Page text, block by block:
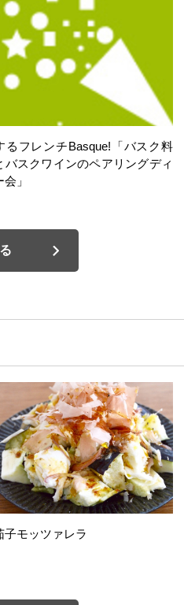
るフレンチBasque!「バスク料
バスクワインのペアリングディ
」
子モッツァレラ